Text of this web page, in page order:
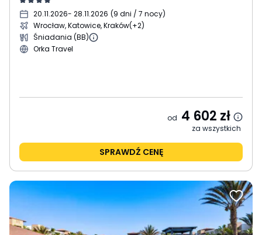
20.11.2026- 28.11.2026 (9 dni / 7 nocy)
Wrocław, Katowice, Kraków(+2)
Śniadania (BB)
Orka Travel
od 4 602 zł
za wszystkich
SPRAWDŹ CENĘ